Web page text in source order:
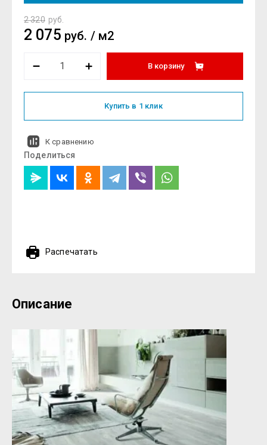
2 320 руб.
2 075 руб. / м2
В корзину
Купить в 1 клик
К сравнению
Поделиться
Распечатать
Описание